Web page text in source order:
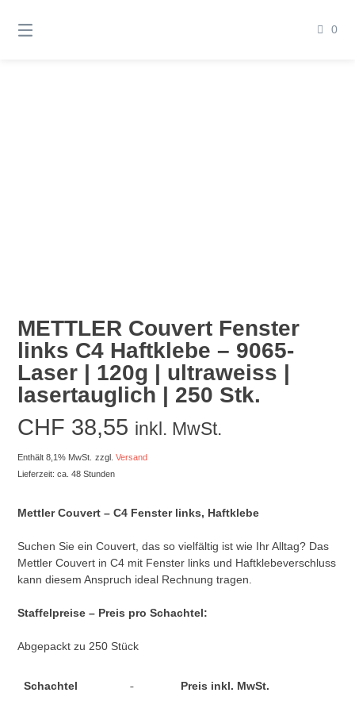
zum
0
METTLER Couvert Fenster
links C4 Haftklebe – 9065-
Laser | 120g | ultraweiss |
lasertauglich | 250 Stk.
CHF 38,55 inkl. MwSt.
Enthält 8,1% MwSt. zzgl.Versand
Lieferzeit: ca. 48 Stunden
Mettler Couvert – C4 Fenster links, Haftklebe
Suchen Sie ein Couvert, das so vielfältig ist wie Ihr Alltag? Das
Mettler Couvert in C4 mit Fenster links und Haftklebeverschluss
kann diesem Anspruch ideal Rechnung tragen.
Staffelpreise – Preis pro Schachtel:
Abgepackt zu 250 Stück
Schachtel Preis inkl. MwSt.